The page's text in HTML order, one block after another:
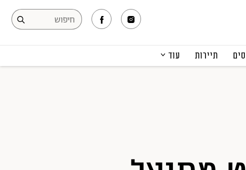
תיירות עוד